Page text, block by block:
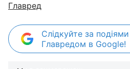
Главред
Слідкуйте за
Главредом в Google!